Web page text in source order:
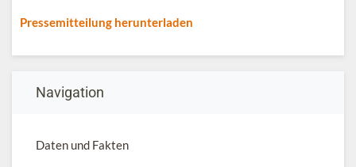
Pressemitteilung herunterladen
Navigation
Daten und Fakten